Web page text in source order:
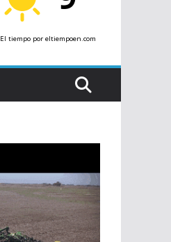
El tiempo por eltiempoen.com